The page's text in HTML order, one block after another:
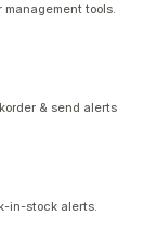
tools.
& send alerts
in-stock alerts.